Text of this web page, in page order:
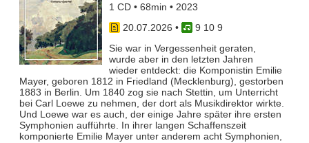
1 CD • 68min • 2023
20.07.2026 •
9 10 9
Sie war in Vergessenheit geraten,
wurde aber in den letzten Jahren
wieder entdeckt: die Komponistin Emilie
Mayer, geboren 1812 in Friedland (Mecklenburg), gestorben
1883 in Berlin. Um 1840 zog sie nach Stettin, um Unterricht
bei Carl Loewe zu nehmen, der dort als Musikdirektor wirkte.
Und Loewe war es auch, der einige Jahre später ihre ersten
Symphonien aufführte. In ihrer langen Schaffenszeit
komponierte Emilie Mayer unter anderem acht Symphonien,